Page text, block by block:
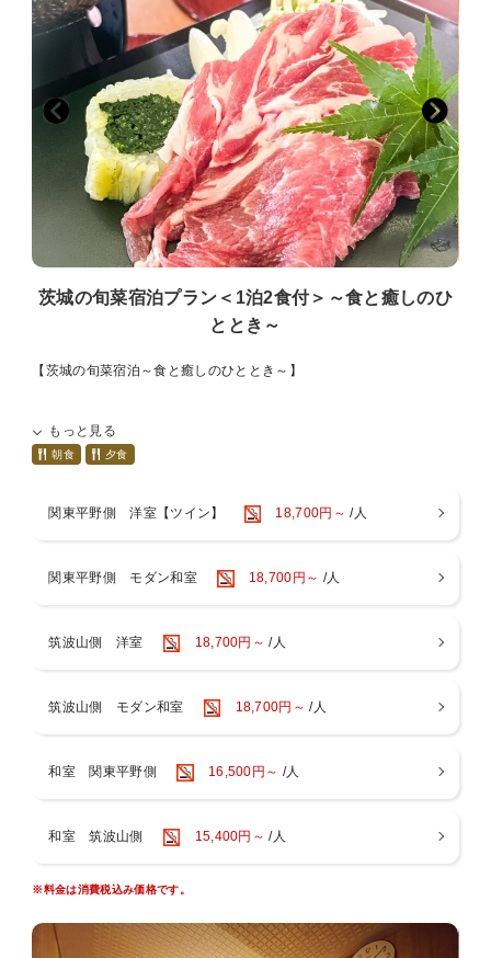
茨城の旬菜宿泊プラン＜1泊2食付＞～食と癒しのひ
ととき～
【茨城の旬菜宿泊～食と癒しのひととき～】
特別プランです。
め込んだ献立をご用意いたします。
あらかじめご了承ください。
県内酒造の銘酒やつくばワイン、アサヒ守谷工場製造のスーパードラ
関東平野側のお部屋からは、【都心のシルエット】や【富士山】をご
覧いただけます。夕暮れには茜に染まる富士の稜線と夜景が、朝には
を。新緑の季節は鮮やかな緑、秋には美しい紅葉が心を癒します。
もっと見る
朝食 夕食
関東平野側 洋室【ツイン】 18,700円～ /人
関東平野側 モダン和室 18,700円～ /人
筑波山側 洋室 18,700円～ /人
筑波山側 モダン和室 18,700円～ /人
和室 関東平野側 16,500円～ /人
和室 筑波山側 15,400円～ /人
※料金は消費税込み価格です。